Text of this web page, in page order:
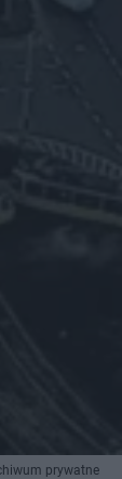
prywatne